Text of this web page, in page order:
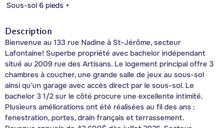
Sous-sol 6 pieds +
Description
Bienvenue au 133 rue Nadine à St-Jérôme, secteur
Lafontaine! Superbe propriété avec bachelor indépendant
situé au 2009 rue des Artisans. Le logement principal offre 3
chambres à coucher, une grande salle de jeux au sous-sol
ainsi qu'un garage avec accès direct par le sous-sol. Le
bachelor 3 1/2 sur le côté procure une excellente intimité.
Plusieurs améliorations ont été réalisées au fil des ans :
fenestration, portes, drain français et terrassement.